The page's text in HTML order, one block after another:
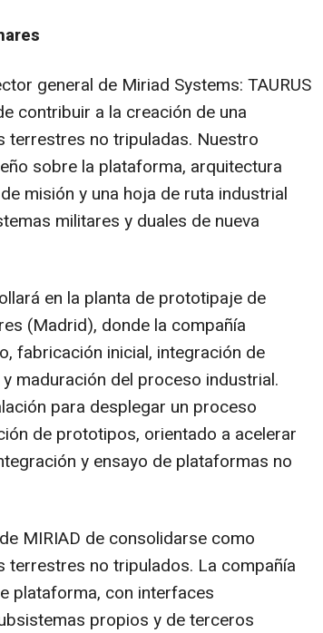
general de Miriad Systems: TAURUS
contribuir a la creación de una
terrestres no tripuladas. Nuestro
sobre la plataforma, arquitectura
misión y una hoja de ruta industrial
militares y duales de nueva
en la planta de prototipaje de
(Madrid), donde la compañía
fabricación inicial, integración de
maduración del proceso industrial.
para desplegar un proceso
de prototipos, orientado a acelerar
y ensayo de plataformas no
MIRIAD de consolidarse como
no tripulados. La compañía
plataforma, con interfaces
propios y de terceros